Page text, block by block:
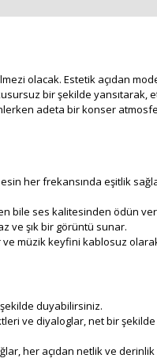
olacak. Estetik açıdan
bir şekilde yansıtarak,
adeta bir konser
her frekansında eşitlik
bile ses kalitesinden ödün
ve şık bir görüntü sunar.
ve müzik keyfini kablosuz
duyabilirsiniz.
ve diyaloglar, net bir şekilde
her açıdan netlik ve derinlik